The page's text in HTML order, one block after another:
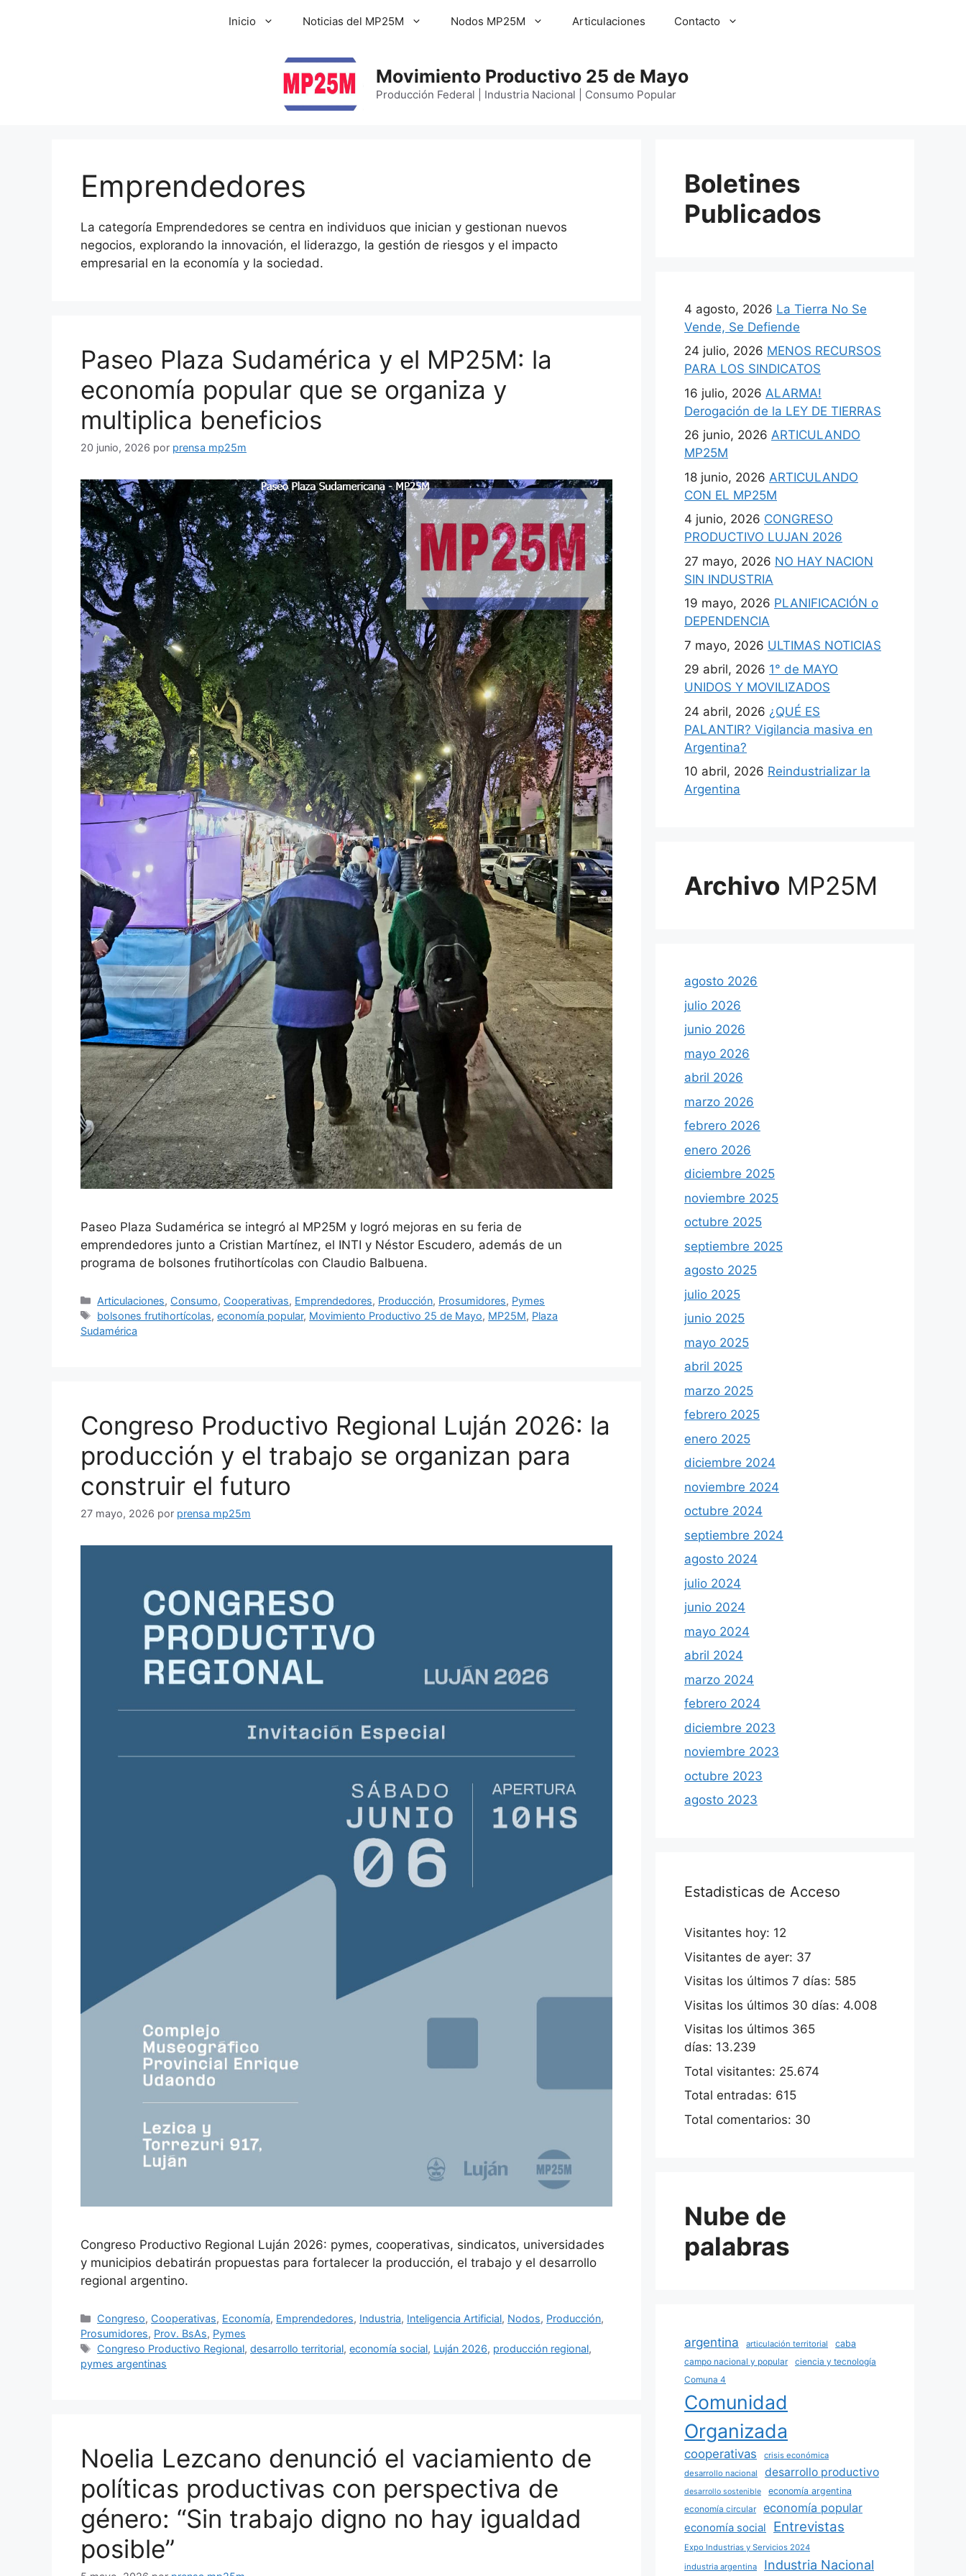
Inicio Noticias del MP25M Nodos MP25M Articulaciones Contacto
Movimiento Productivo 25 de Mayo
Producción Federal | Industria Nacional | Consumo Popular
Emprendedores
La categoría Emprendedores se centra en individuos que inician y gestionan nuevos
negocios, explorando la innovación, el liderazgo, la gestión de riesgos y el impacto
empresarial en la economía y la sociedad.
Paseo Plaza Sudamérica y el MP25M: la
economía popular que se organiza y
multiplica beneficios
20 junio, 2026 por prensa mp25m
Paseo Plaza Sudamérica se integró al MP25M y logró mejoras en su feria de
emprendedores junto a Cristian Martínez, el INTI y Néstor Escudero, además de un
programa de bolsones frutihortícolas con Claudio Balbuena.
Articulaciones, Consumo, Cooperativas, Emprendedores, Producción, Prosumidores, Pymes
bolsones frutihortícolas,economía popular, Movimiento Productivo 25 de Mayo, MP25M, Plaza
Sudamérica
Congreso Productivo Regional Luján 2026: la
producción y el trabajo se organizan para
construir el futuro
27 mayo, 2026 por prensa mp25m
Congreso Productivo Regional Luján 2026: pymes, cooperativas, sindicatos, universidades
y municipios debatirán propuestas para fortalecer la producción, el trabajo y el desarrollo
regional argentino.
Congreso, Cooperativas, Economía, Emprendedores, Industria, Inteligencia Artificial, Nodos, Producción,
Prosumidores, Prov. BsAs, Pymes
Congreso Productivo Regional,desarrollo territorial,economía social, Luján 2026, producción regional,
pymes argentinas
Noelia Lezcano denunció el vaciamiento de
políticas productivas con perspectiva de
género: “Sin trabajo digno no hay igualdad
posible”
Boletines
Publicados
4 agosto, 2026 La Tierra No Se
Vende, Se Defiende
24 julio, 2026 MENOS RECURSOS
PARA LOS SINDICATOS
16 julio, 2026 ALARMA!
Derogación de la LEY DE TIERRAS
26 junio, 2026 ARTICULANDO
MP25M
18 junio, 2026 ARTICULANDO
CON EL MP25M
4 junio, 2026 CONGRESO
PRODUCTIVO LUJAN 2026
27 mayo, 2026 NO HAY NACION
SIN INDUSTRIA
19 mayo, 2026 PLANIFICACIÓN o
DEPENDENCIA
7 mayo, 2026 ULTIMAS NOTICIAS
29 abril, 2026 1° de MAYO
UNIDOS Y MOVILIZADOS
24 abril, 2026 ¿QUÉ ES
PALANTIR? Vigilancia masiva en
Argentina?
10 abril, 2026 Reindustrializar la
Argentina
Archivo MP25M
agosto 2026
julio 2026
junio 2026
mayo 2026
abril 2026
marzo 2026
febrero 2026
enero 2026
diciembre 2025
noviembre 2025
octubre 2025
septiembre 2025
agosto 2025
julio 2025
junio 2025
mayo 2025
abril 2025
marzo 2025
febrero 2025
enero 2025
diciembre 2024
noviembre 2024
octubre 2024
septiembre 2024
agosto 2024
julio 2024
junio 2024
mayo 2024
abril 2024
marzo 2024
febrero 2024
diciembre 2023
noviembre 2023
octubre 2023
agosto 2023
Estadisticas de Acceso
Visitantes hoy: 12
Visitantes de ayer: 37
Visitas los últimos 7 días: 585
Visitas los últimos 30 días: 4.008
Visitas los últimos 365
días: 13.239
Total visitantes: 25.674
Total entradas: 615
Total comentarios: 30
Nube de
palabras
argentina articulación territorial
caba
campo nacional y popular
ciencia y tecnología
Comuna 4
Comunidad
Organizada
cooperativas
crisis económica
desarrollo nacional
desarrollo productivo
desarrollo sostenible
economía argentina
economía circular
economía popular
economía social Entrevistas
Expo Industrias y Servicios 2024
industria argentina
Industria Nacional